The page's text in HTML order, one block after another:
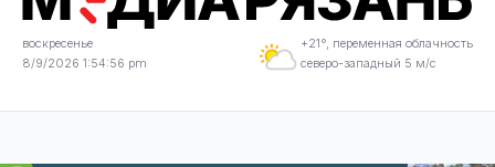
воскресенье
8/9/2026 1:54:56 pm
+21°, переменная облачность
северо-западный 5 м/с